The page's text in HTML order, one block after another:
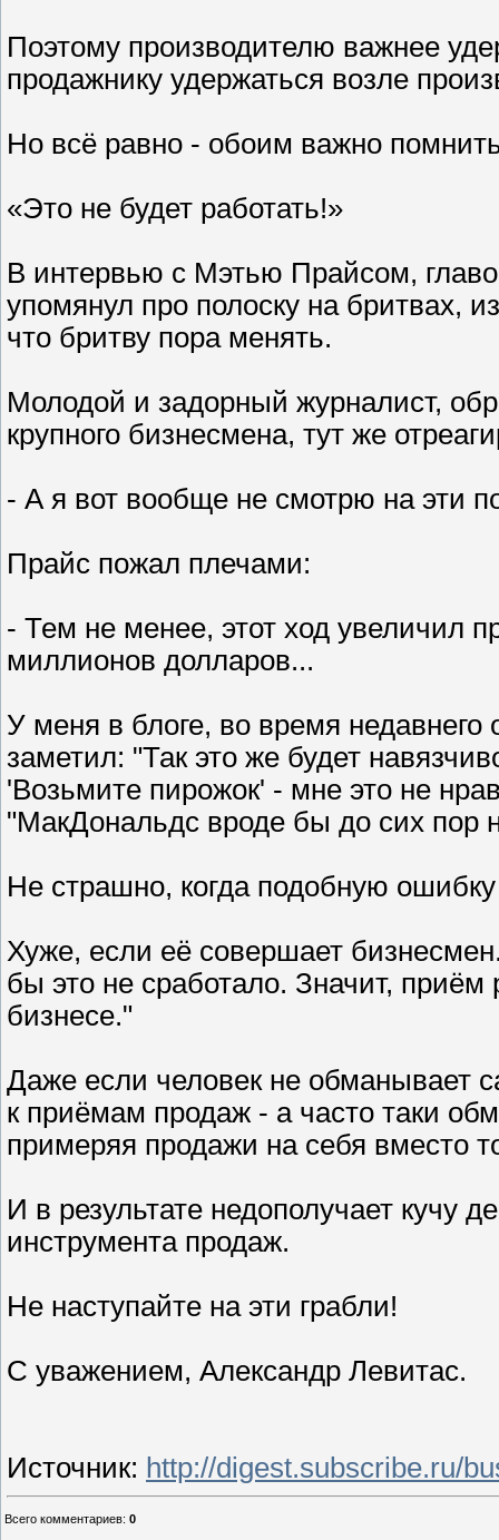
Поэтому производителю важнее
продажнику удержаться возле
Но всё равно - обоим важно
«Это не будет работать!»
В интервью с Мэтью Прайсом,
упомянул про полоску на бритвах,
что бритву пора менять.
Молодой и задорный журналист,
крупного бизнесмена, тут же
- А я вот вообще не смотрю на эти
Прайс пожал плечами:
- Тем не менее, этот ход увеличил
миллионов долларов...
У меня в блоге, во время
заметил: "Так это же будет
'Возьмите пирожок' - мне это не
"МакДональдс вроде бы до сих пор
Не страшно, когда подобную
Хуже, если её совершает
бы это не сработало. Значит, приём
бизнесе."
Даже если человек не обманывает
к приёмам продаж - а часто таки
примеряя продажи на себя вместо
И в результате недополучает кучу
инструмента продаж.
Не наступайте на эти грабли!
С уважением, Александр Левитас.
Источник: http://digest.subscribe.ru/
Всего комментариев: 0